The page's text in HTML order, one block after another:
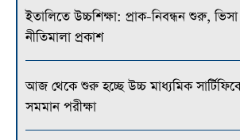
ইতালিতে উচ্চশিক্ষা: প্রাক-নিবন্ধন শুরু,
নীতিমালা প্রকাশ
আজ থেকে শুরু হচ্ছে উচ্চ মাধ্যমিক
সমমান পরীক্ষা